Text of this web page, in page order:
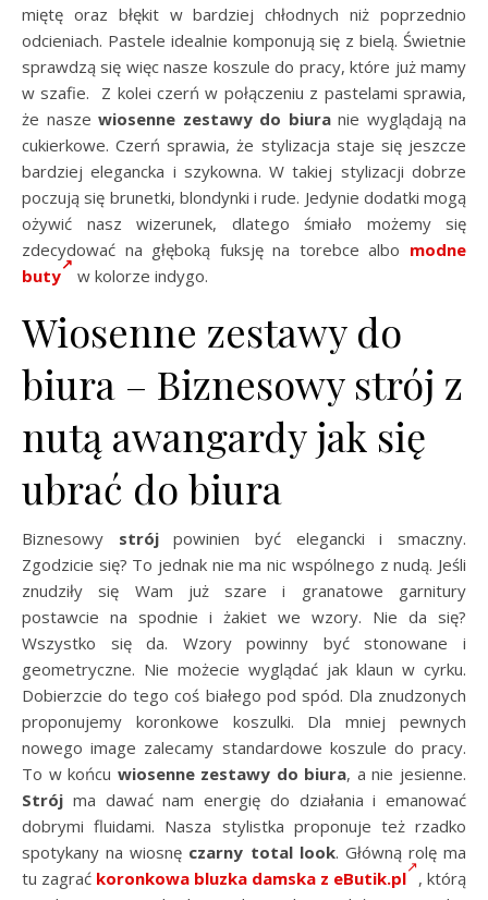
miętę oraz błękit w bardziej chłodnych niż poprzednio
odcieniach. Pastele idealnie komponują się z bielą. Świetnie
sprawdzą się więc nasze koszule do pracy, które już mamy
w szafie. Z kolei czerń w połączeniu z pastelami sprawia,
że nasze wiosenne zestawy do biuranie wyglądają na
cukierkowe. Czerń sprawia, że stylizacja staje się jeszcze
bardziej elegancka i szykowna. W takiej stylizacji dobrze
poczują się brunetki, blondynki i rude. Jedynie dodatki mogą
ożywić nasz wizerunek, dlatego śmiało możemy się
zdecydować na głęboką fuksję na torebce albo modne
buty
w kolorze indygo.
Wiosenne zestawy do
biura – Biznesowy strój z
nutą awangardy jak się
ubrać do biura
Biznesowy strójpowinien być elegancki i smaczny.
Zgodzicie się? To jednak nie ma nic wspólnego z nudą. Jeśli
znudziły się Wam już szare i granatowe garnitury
postawcie na spodnie i żakiet we wzory. Nie da się?
Wszystko się da. Wzory powinny być stonowane i
geometryczne. Nie możecie wyglądać jak klaun w cyrku.
Dobierzcie do tego coś białego pod spód. Dla znudzonych
proponujemy koronkowe koszulki. Dla mniej pewnych
nowego image zalecamy standardowe koszule do pracy.
To w końcu wiosenne zestawy do biura, a nie jesienne.
Strój ma dawać nam energię do działania i emanować
dobrymi fluidami. Nasza stylistka proponuje też rzadko
spotykany na wiosnę czarny total look. Główną rolę ma
tu zagrać koronkowa bluzka damska z eButik.pl , którą